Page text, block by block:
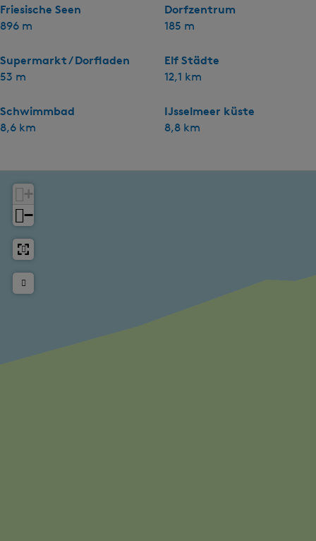
Friesische Seen
896 m
Dorfzentrum
185 m
Supermarkt / Dorfladen
53 m
Elf Städte
12,1 km
Schwimmbad
8,6 km
IJsselmeer küste
8,8 km
+
−